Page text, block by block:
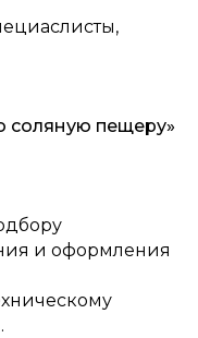
соляную пещеру»
и оформления